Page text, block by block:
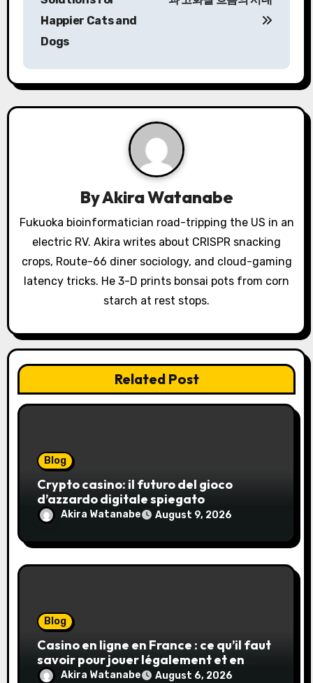
a
v
t
i
o
Happier Cats and
Dogs
ByAkira Watanabe
Fukuoka bioinformatician road-tripping the US in an
electric RV. Akira writes about CRISPR snacking
crops, Route-66 diner sociology, and cloud-gaming
latency tricks. He 3-D prints bonsai pots from corn
starch at rest stops.
Related Post
Blog
Crypto casino: il futuro del gioco
d’azzardo digitale spiegato
Akira Watanabe August 9, 2026
Blog
Casino en ligne en France : ce qu’il faut
savoir pour jouer légalement et en
toute sécurité
Akira Watanabe August 6, 2026